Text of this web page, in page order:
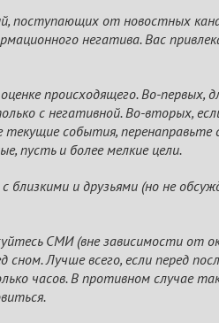
поступающих от новостных
негатива. Вас
происходящего. Во-первых,
с негативной. Во-вторых,
события, перенаправьте
пусть и более мелкие цели.
близкими и друзьями (но не
СМИ (вне зависимости от
сном. Лучше всего, если перед
часов. В противном случае